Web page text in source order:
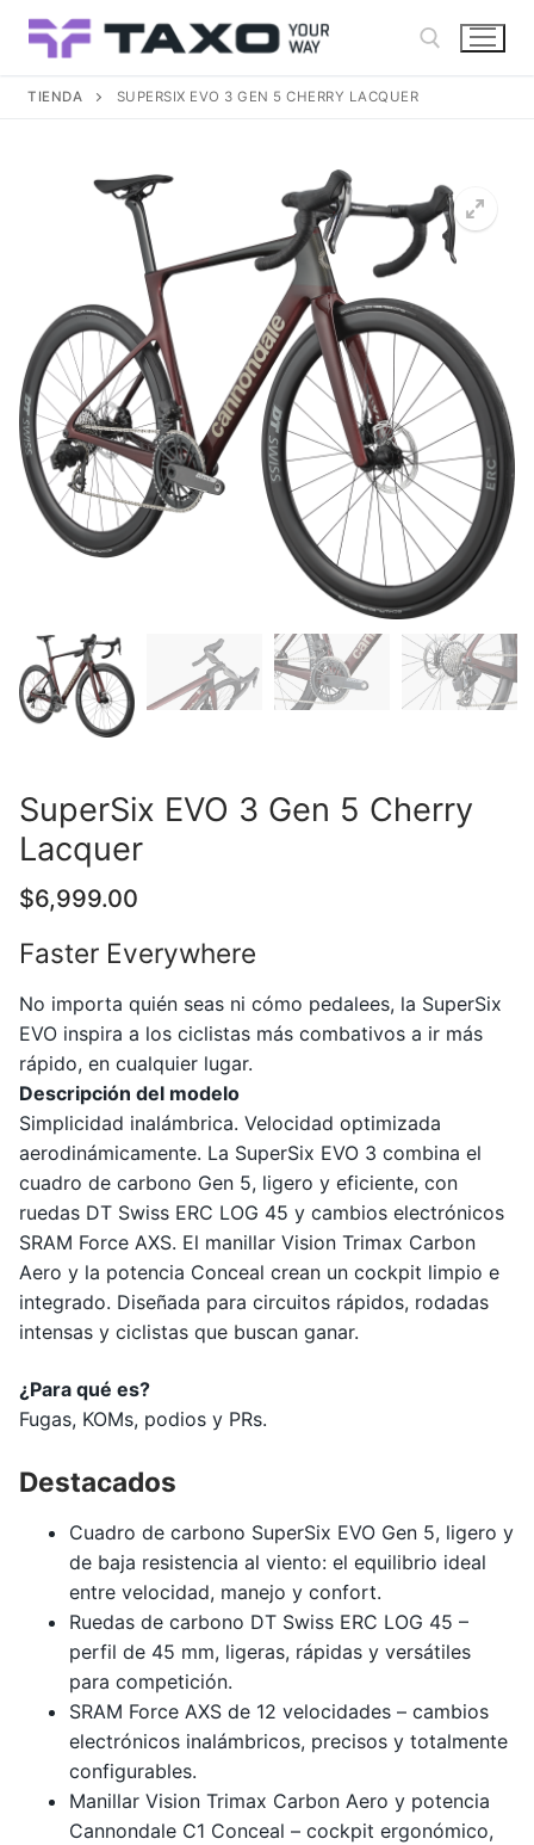
TIENDA SUPERSIX EVO 3 GEN 5 CHERRY LACQUER
SuperSix EVO 3 Gen 5 Cherry
Lacquer
$6,999.00
Faster Everywhere
No importa quién seas ni cómo pedalees, la SuperSix
EVO inspira a los ciclistas más combativos a ir más
rápido, en cualquier lugar.
Descripción del modelo
Simplicidad inalámbrica. Velocidad optimizada
aerodinámicamente. La SuperSix EVO 3 combina el
cuadro de carbono Gen 5, ligero y eficiente, con
ruedas DT Swiss ERC LOG 45 y cambios electrónicos
SRAM Force AXS. El manillar Vision Trimax Carbon
Aero y la potencia Conceal crean un cockpit limpio e
integrado. Diseñada para circuitos rápidos, rodadas
intensas y ciclistas que buscan ganar.
¿Para qué es?
Fugas, KOMs, podios y PRs.
Destacados
Cuadro de carbono SuperSix EVO Gen 5, ligero y
de baja resistencia al viento: el equilibrio ideal
entre velocidad, manejo y confort.
Ruedas de carbono DT Swiss ERC LOG 45 –
perfil de 45 mm, ligeras, rápidas y versátiles
para competición.
SRAM Force AXS de 12 velocidades – cambios
electrónicos inalámbricos, precisos y totalmente
configurables.
Manillar Vision Trimax Carbon Aero y potencia
Cannondale C1 Conceal – cockpit ergonómico,